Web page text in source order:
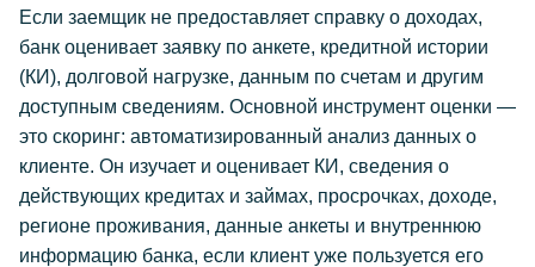
Если заемщик не предоставляет справку о доходах,
банк оценивает заявку по анкете, кредитной истории
(КИ), долговой нагрузке, данным по счетам и другим
доступным сведениям. Основной инструмент оценки —
это скоринг: автоматизированный анализ данных о
клиенте. Он изучает и оценивает КИ, сведения о
действующих кредитах и займах, просрочках, доходе,
регионе проживания, данные анкеты и внутреннюю
информацию банка, если клиент уже пользуется его